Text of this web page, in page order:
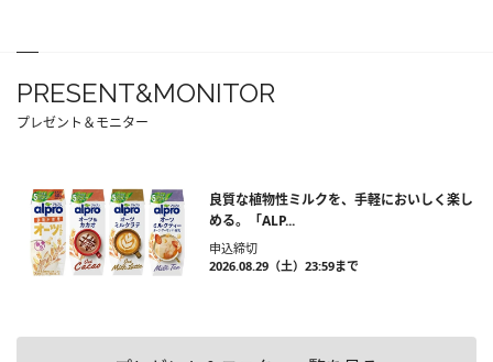
PRESENT&MONITOR
プレゼント＆モニター
良質な植物性ミルクを、手軽においしく楽し
める。「ALP...
申込締切
2026.08.29（土）23:59まで